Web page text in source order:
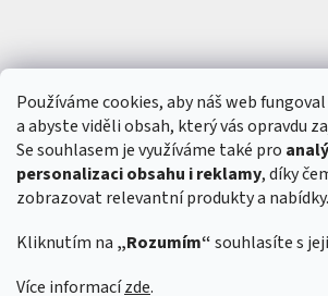
Používáme cookies, aby náš web
a abyste viděli obsah, který vás opravdu
Se souhlasem je využíváme také pro
personalizaci obsahu i reklamy, díky
zobrazovat relevantní produkty a nabídky.
Kliknutím na „Rozumím“souhlasíte s
Více informacízde.